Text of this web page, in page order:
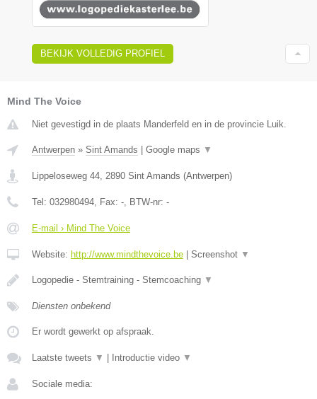
BEKIJK VOLLEDIG PROFIEL
Mind The Voice
Niet gevestigd in de plaats Manderfeld en in de provincie Luik.
Antwerpen » Sint Amands Google maps ▼
Lippeloseweg 44, 2890 Sint Amands (Antwerpen)
Tel: 032980494, Fax: -, BTW-nr: -
E-mail › Mind The Voice
Website: http://www.mindthevoice.be Screenshot ▼
Logopedie - Stemtraining - Stemcoaching ▼
Diensten onbekend
Er wordt gewerkt op afspraak.
Laatste tweets ▼ Introductie video ▼
Sociale media: